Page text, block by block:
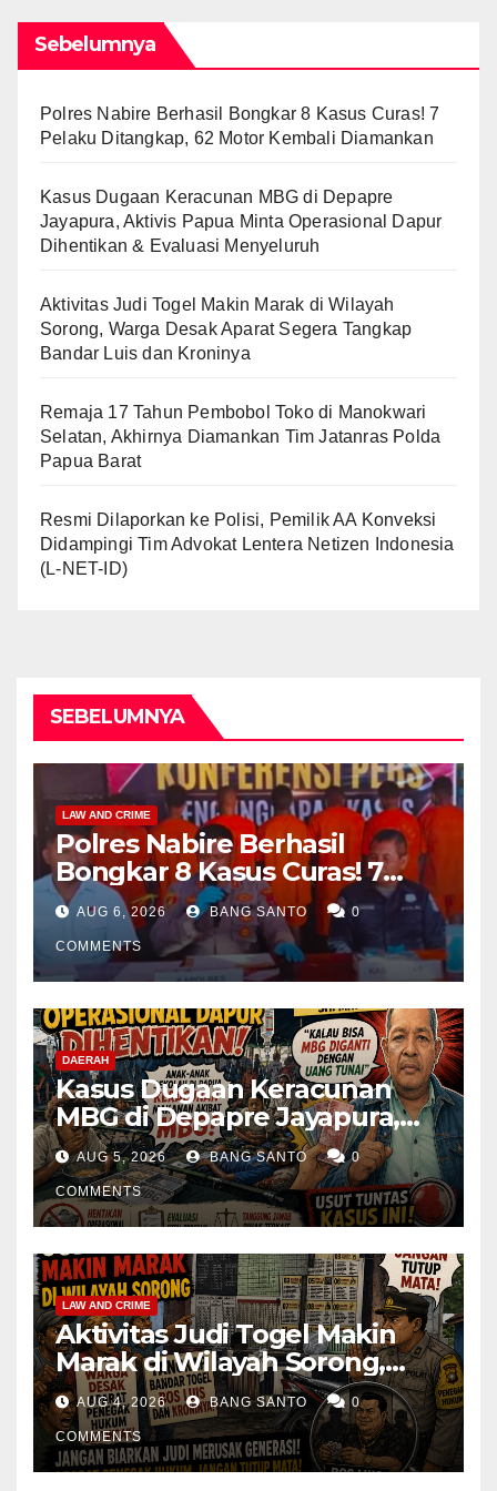
Sebelumnya
Polres Nabire Berhasil Bongkar 8 Kasus Curas! 7
Pelaku Ditangkap, 62 Motor Kembali Diamankan
Kasus Dugaan Keracunan MBG di Depapre
Jayapura, Aktivis Papua Minta Operasional Dapur
Dihentikan & Evaluasi Menyeluruh
Aktivitas Judi Togel Makin Marak di Wilayah
Sorong, Warga Desak Aparat Segera Tangkap
Bandar Luis dan Kroninya
Remaja 17 Tahun Pembobol Toko di Manokwari
Selatan, Akhirnya Diamankan Tim Jatanras Polda
Papua Barat
Resmi Dilaporkan ke Polisi, Pemilik AA Konveksi
Didampingi Tim Advokat Lentera Netizen Indonesia
(L-NET-ID)
SEBELUMNYA
LAW AND CRIME
Polres Nabire Berhasil
Bongkar 8 Kasus Curas! 7
Pelaku Ditangkap, 62 Motor
Kembali Diamankan
AUG 6, 2026 BANG SANTO 0
COMMENTS
DAERAH
Kasus Dugaan Keracunan
MBG di Depapre Jayapura,
Aktivis Papua Minta
Operasional Dapur
Dihentikan & Evaluasi
Menyeluruh
AUG 5, 2026 BANG SANTO 0
COMMENTS
LAW AND CRIME
Aktivitas Judi Togel Makin
Marak di Wilayah Sorong,
Warga Desak Aparat Segera
Tangkap Bandar Luis dan
Kroninya
AUG 4, 2026 BANG SANTO 0
COMMENTS